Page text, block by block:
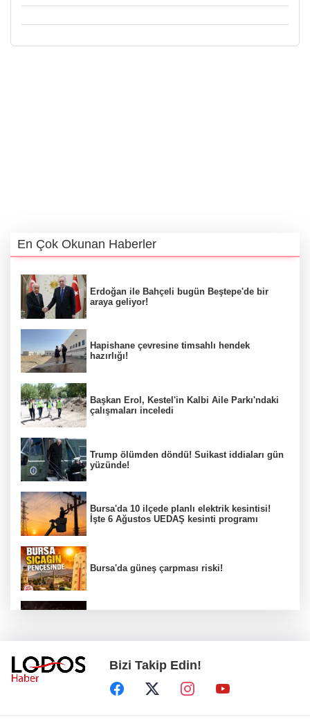
En Çok Okunan Haberler
Erdoğan ile Bahçeli bugün Beştepe'de bir
araya geliyor!
Hapishane çevresine timsahlı hendek
hazırlığı!
Başkan Erol, Kestel'in Kalbi Aile Parkı'ndaki
çalışmaları inceledi
Trump ölümden döndü! Suikast iddiaları gün
yüzünde!
Bursa'da 10 ilçede planlı elektrik kesintisi!
İşte 6 Ağustos UEDAŞ kesinti programı
Bursa'da güneş çarpması riski!
Erdoğan: Terör tehdidinden kalıcı olarak
kurtulacağız
Bizi Takip Edin!